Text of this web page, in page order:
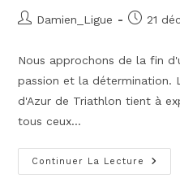
Auteur/autrice
publication :
Damien_Ligue 21
Nous approchons de la fin
passion et la détermination.
d'Azur de Triathlon tient à
tous ceux…
Continuer La Lecture
Fêtes